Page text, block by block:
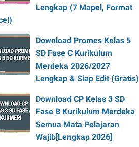
Lengkap (7 Mapel, Format
Download Promes Kelas 5
SD Fase C Kurikulum
Merdeka 2026/2027
Lengkap & Siap Edit (Gratis)
Download CP Kelas 3 SD
Fase B Kurikulum Merdeka
Semua Mata Pelajaran
Wajib[Lengkap 2026]